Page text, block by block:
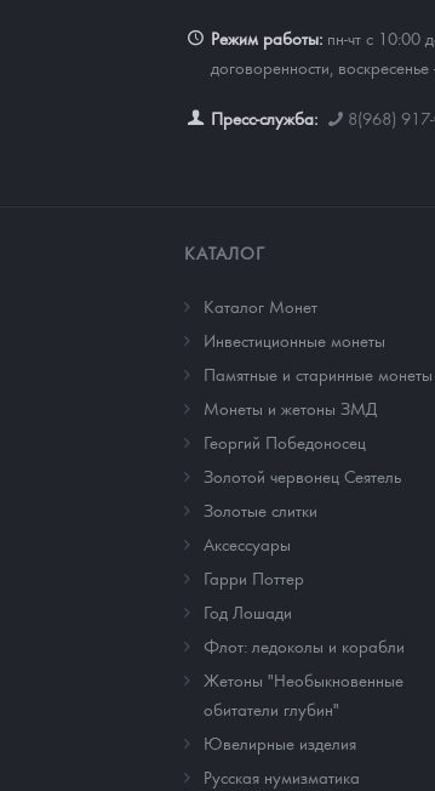
Режим работы: пн-чт с 10:00
договоренности, воскресенье
Пресс-служба: 8(968)
КАТАЛОГ
Каталог Монет
Инвестиционные монеты
Памятные и старинные монеты
Монеты и жетоны ЗМД
Георгий Победоносец
Золотой червонец Сеятель
Золотые слитки
Аксессуары
Гарри Поттер
Год Лошади
Флот: ледоколы и корабли
Жетоны "Необыкновенные
обитатели глубин"
Ювелирные изделия
Русская нумизматика